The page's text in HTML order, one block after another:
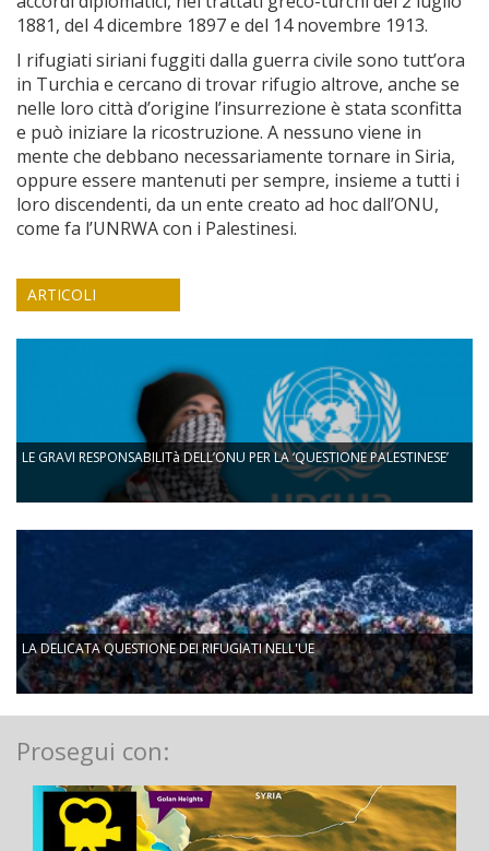
1881, del 4 dicembre 1897 e del 14 novembre 1913.
I rifugiati siriani fuggiti dalla guerra civile sono tutt’ora
in Turchia e cercano di trovar rifugio altrove, anche se
nelle loro città d’origine l’insurrezione è stata sconfitta
e può iniziare la ricostruzione. A nessuno viene in
mente che debbano necessariamente tornare in Siria,
oppure essere mantenuti per sempre, insieme a tutti i
loro discendenti, da un ente creato ad hoc dall’ONU,
come fa l’UNRWA con i Palestinesi.
ARTICOLI
LE GRAVI RESPONSABILITà DELL’ONU PER LA ‘QUESTIONE PALESTINESE’
LA DELICATA QUESTIONE DEI RIFUGIATI NELL'UE
Prosegui con: